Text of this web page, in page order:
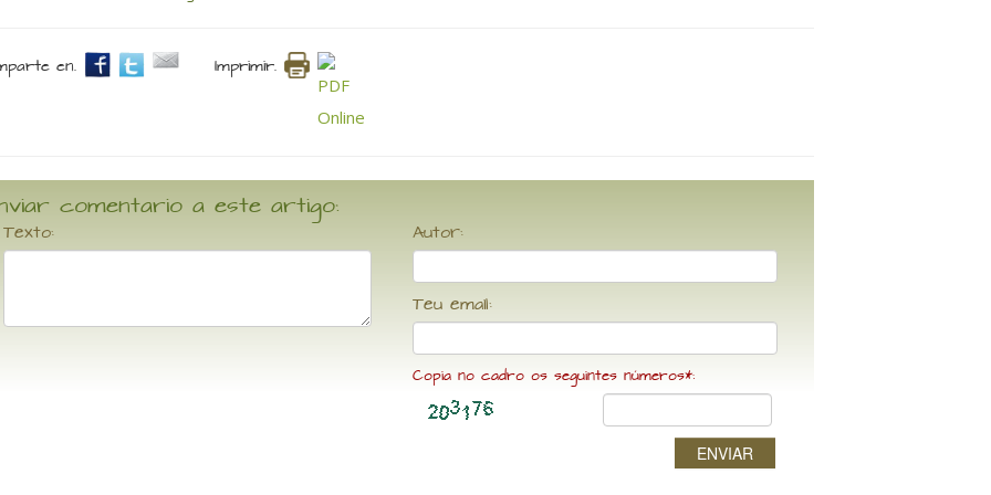
en. Imprimir.
comentario a este artigo:
Texto: Autor:
Teu email:
Copia no cadro os seguintes números*:
ENVIAR